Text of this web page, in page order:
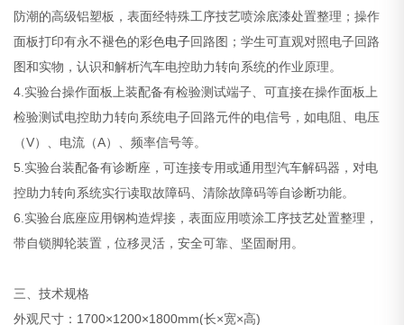
防潮的高级铝塑板，表面经特殊工序技艺喷涂底漆处置整理；操作
面板打印有永不褪色的彩色电子回路图；学生可直观对照电子回路
图和实物，认识和解析汽车电控助力转向系统的作业原理。
4.实验台操作面板上装配备有检验测试端子、可直接在操作面板上
检验测试电控助力转向系统电子回路元件的电信号，如电阻、电压
（V）、电流（A）、频率信号等。
5.实验台装配备有诊断座，可连接专用或通用型汽车解码器，对电
控助力转向系统实行读取故障码、清除故障码等自诊断功能。
6.实验台底座应用钢构造焊接，表面应用喷涂工序技艺处置整理，
带自锁脚轮装置，位移灵活，安全可靠、坚固耐用。
三、技术规格
外观尺寸：1700×1200×1800mm(长×宽×高)